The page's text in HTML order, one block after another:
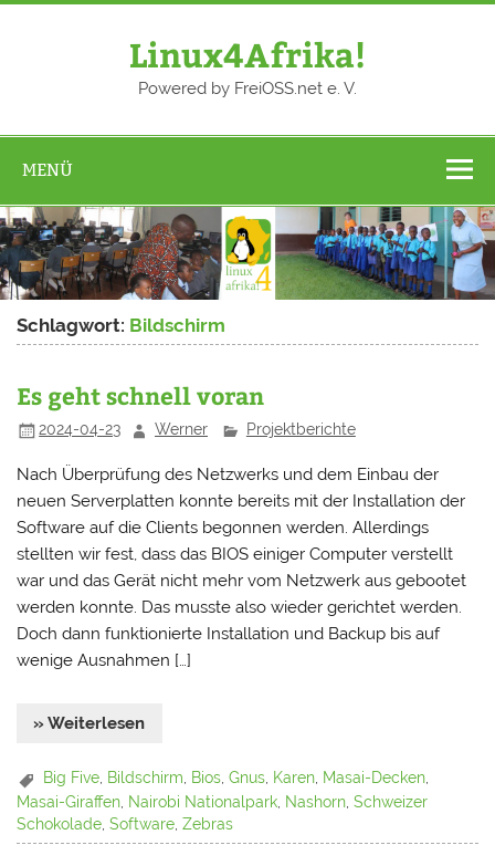
Zum
Linux4Afrika!
Powered by FreiOSS.net e. V.
MENÜ
Schlagwort: Bildschirm
Es geht schnell voran
2024-04-23 Werner Projektberichte
Nach Überprüfung des Netzwerks und dem Einbau der
neuen Serverplatten konnte bereits mit der Installation der
Software auf die Clients begonnen werden. Allerdings
stellten wir fest, dass das BIOS einiger Computer verstellt
war und das Gerät nicht mehr vom Netzwerk aus gebootet
werden konnte. Das musste also wieder gerichtet werden.
Doch dann funktionierte Installation und Backup bis auf
wenige Ausnahmen […]
» Weiterlesen
Big Five, Bildschirm, Bios,Gnus, Karen, Masai-Decken,
Masai-Giraffen Nairobi Nationalpark Nashorn ,Schweizer
Schokolade ,Software ,Zebras